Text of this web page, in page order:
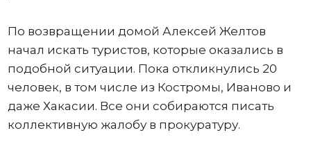
По возвращении домой Алексей Желтов
начал искать туристов, которые оказались в
подобной ситуации. Пока откликнулись 20
человек, в том числе из Костромы, Иваново и
даже Хакасии. Все они собираются писать
коллективную жалобу в прокуратуру.